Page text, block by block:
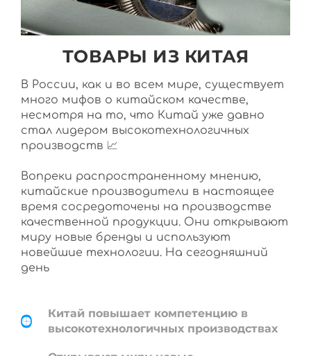
ТОВАРЫ ИЗ КИТАЯ
В России, как и во всем мире, существует
много мифов о китайском качестве,
несмотря на то, что Китай уже давно
стал лидером высокотехнологичных
производств 📈
Вопреки распространенному мнению,
китайские производители в настоящее
время сосредоточены на производстве
качественной продукции. Они открывают
миру новые бренды и используют
новейшие технологии. На сегодняшний
день
Китай повышает компетенцию в
высокотехнологичных производствах